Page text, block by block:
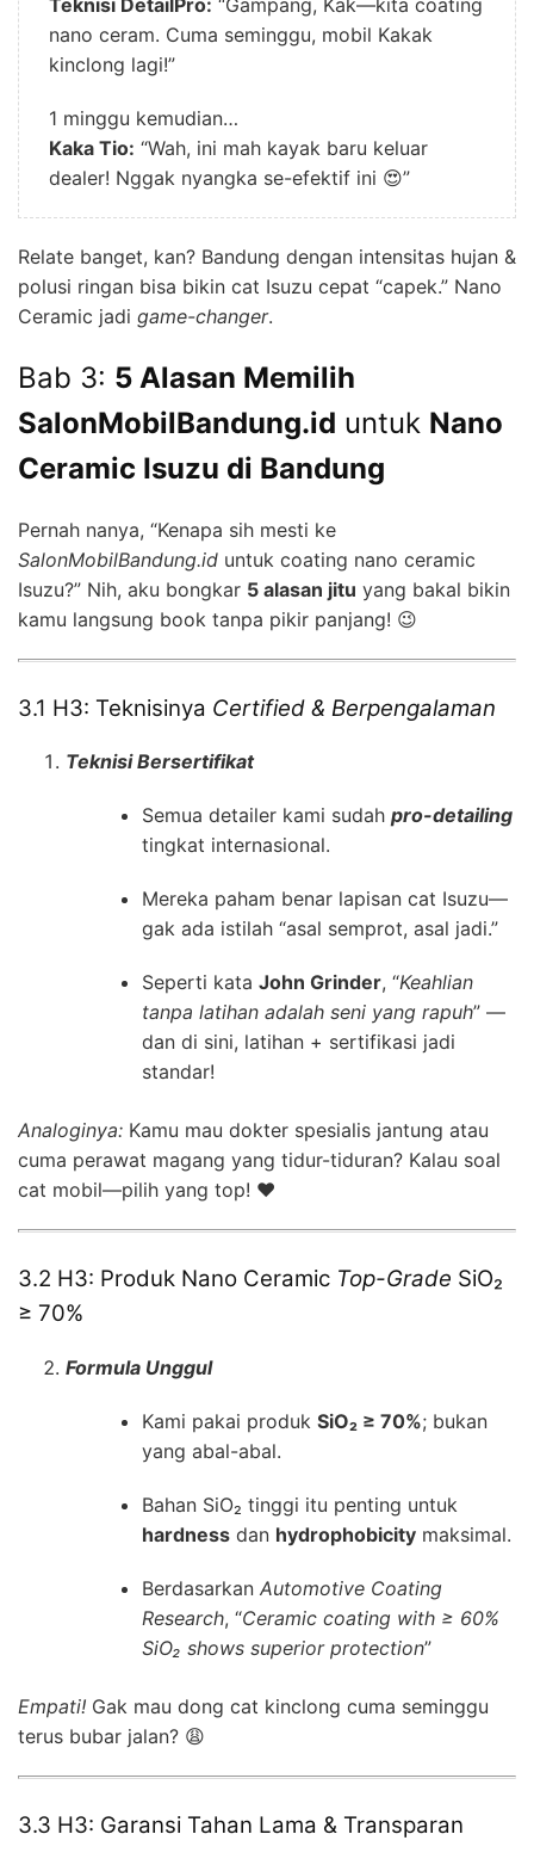
nano ceram. Cuma seminggu, mobil Kakak
kinclong lagi!”
1 minggu kemudian…
Kaka Tio: “Wah, ini mah kayak baru keluar
dealer! Nggak nyangka se-efektif ini 😍”
Relate banget, kan? Bandung dengan intensitas hujan &
polusi ringan bisa bikin cat Isuzu cepat “capek.” Nano
Ceramic jadi game-changer.
Bab 3: 5 Alasan Memilih
SalonMobilBandung.id untuk Nano
Ceramic Isuzu di Bandung
Pernah nanya, “Kenapa sih mesti ke
SalonMobilBandung.id untuk coating nano ceramic
Isuzu?” Nih, aku bongkar 5 alasan jitu yang bakal bikin
kamu langsung book tanpa pikir panjang! 😉
3.1 H3: Teknisinya Certified & Berpengalaman
Teknisi Bersertifikat
Semua detailer kami sudah pro-detailing
tingkat internasional.
Mereka paham benar lapisan cat Isuzu—
gak ada istilah “asal semprot, asal jadi.”
Seperti kata John Grinder, “Keahlian
tanpa latihan adalah seni yang rapuh” —
dan di sini, latihan + sertifikasi jadi
standar!
Analoginya: Kamu mau dokter spesialis jantung atau
cuma perawat magang yang tidur-tiduran? Kalau soal
cat mobil—pilih yang top! ❤️
3.2 H3: Produk Nano Ceramic Top-Grade SiO₂
≥ 70%
Formula Unggul
Kami pakai produk SiO₂ ≥ 70%; bukan
yang abal-abal.
Bahan SiO₂ tinggi itu penting untuk
hardness dan hydrophobicity maksimal.
Berdasarkan Automotive Coating
Research, “Ceramic coating with ≥ 60%
SiO₂ shows superior protection”
Empati! Gak mau dong cat kinclong cuma seminggu
terus bubar jalan? 😩
3.3 H3: Garansi Tahan Lama & Transparan